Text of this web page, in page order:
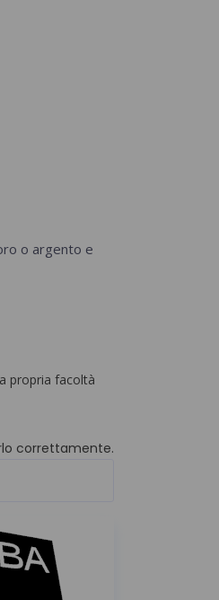
o argento e
propria facoltà
correttamente.